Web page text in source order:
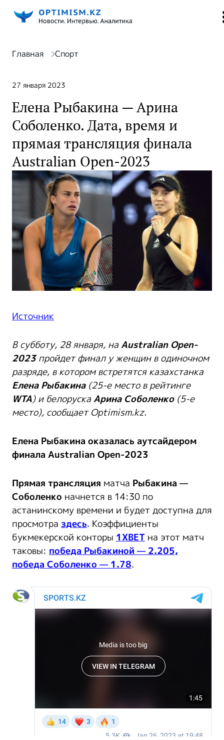
Главная Спорт
27 января 2023
Елена Рыбакина — Арина
Соболенко. Дата, время и
прямая трансляция финала
Australian Open-2023
Источник
В субботу, 28 января, наAustralian Open-
2023пройдет финал у женщин в одиночном
разряде, в котором встретятся казахстанка
Елена Рыбакина(25-е место в рейтинге
WTA) и белорускаАрина Соболенко(5-е
место), сообщает Optimism.kz.
Елена Рыбакина оказалась аутсайдером
финала Australian Open-2023
Прямая трансляция матча Рыбакина —
Соболенко начнется в 14:30 по
астанинскому времени и будет доступна для
просмотра здесь. Коэффициенты
букмекерской конторы 1XBET на этот матч
таковы: победа Рыбакиной — 2.205,
победа Соболенко — 1.78.